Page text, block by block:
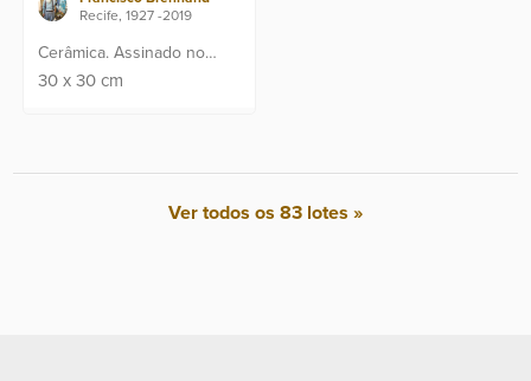
Recife, 1927 -2019
Cerâmica. Assinado no
canto inferior.
30x 30cm
Ver todos os 83 lotes »